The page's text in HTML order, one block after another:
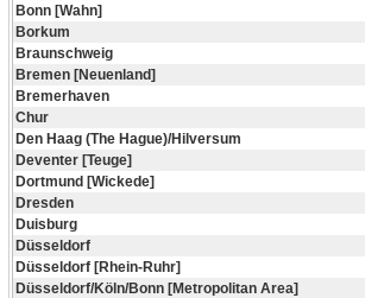
Bonn [Wahn]
Borkum
Braunschweig
Bremen [Neuenland]
Bremerhaven
Chur
Den Haag (The Hague)/Hilversum
Deventer [Teuge]
Dortmund [Wickede]
Dresden
Duisburg
Düsseldorf
Düsseldorf [Rhein-Ruhr]
Düsseldorf/Köln/Bonn [Metropolitan Area]